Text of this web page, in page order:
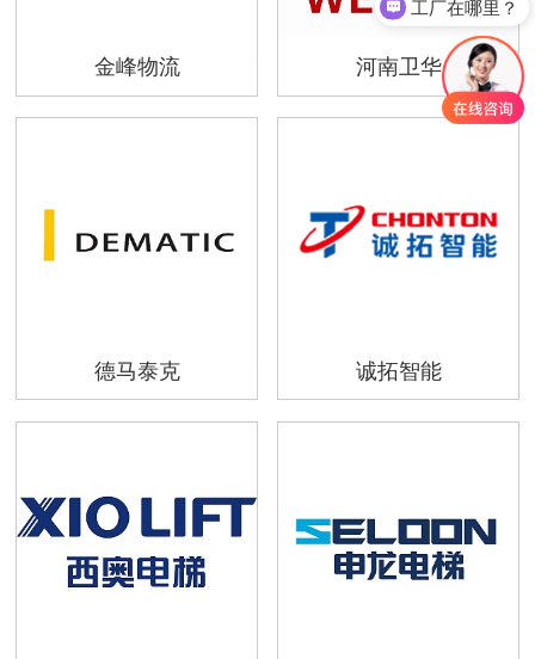
金峰物流 河南卫华
德马泰克 诚拓智能
可以非标定做吗？